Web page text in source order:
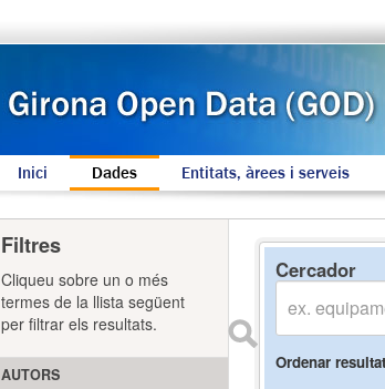
Inici Dades Entitats, àrees i serveis
Cercador
Ordenar
Filtres
Cliqueu sobre un o més
termes de la llista següent
per filtrar els resultats.
AUTORS